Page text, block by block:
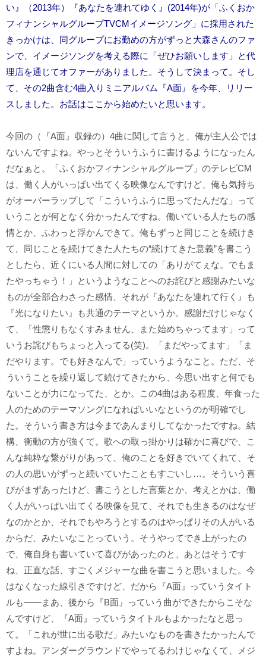
い』（2013年）『あなたを連れてゆく』(2014年)が「ふくおか
フィナンシャルグループTVCMイメージソング」に採用された
きっかけは、同グループにお勤めの方がずっと大森さんのファ
ンで、イメージソングを考える際に「ぜひお願いします」と代
理店を通じてオファーがありました。そうして決まって。そし
て、その2曲含む4曲入りミニアルバム『A面』を今年、リリー
スしました。お話はここから始めたいと思います。
今回の（『A面』収録の）4曲に関して言うと、俺が主人公では
ないんですよね。やっとそういうふうに書けるようになったん
だなぁと。「ふくおかフィナンシャルグループ」のテレビCM
は、働く人がいっぱい出てくる映像なんですけど、俺も気持ち
がオーバーラップして「こういうふうに思ってたんだな」って
いうことが何となく分かったんですね。働いている人たちの感
情とか、ふわっと浮かんできて。俺もずっと同じことを続けき
て、同じことを続けてきた人たちの“続けてきた意義”を書こう
としたら、近くにいる人間に対しての「ありがてぇな。でもま
たやっちゃう！」というようなことへのお詫びと感謝みたいな
ものが全部合わさった感情、それが『あなたを連れて行く』も
『光になりたい』も共通のテーマというか。感謝だけじゃなく
て、「性懲りもなくすみません、また始めちゃってます」って
いうお詫びもちょっと入ってる(笑)。「まだやってます」「ま
だやります。でも好きなんで」っていうようなこと。ただ、そ
ういうことを繰り返して続けてきたから、今思い出すと何でも
ないことが力になってた、とか。この4曲はある程度、年食った
人のためのテーマソングになればいいなというのが明確でし
た。そういう書き方は今まであんまりしてなかったですね。結
構、衝動の方が強くて。歌への取っ掛かりは確かに喜びで、こ
んな純粋な繋がりがあって、俺のことを好きでいてくれて、そ
の人の思いがずっと続いていたこともすごいし…。そういう喜
びがまずあったけど、書こうとした言葉とか、考えとかは、働
く人がいっぱい出てくる映像を見て、それでも生きるのはなぜ
なのかとか、それでもやろうとするのはやっぱりその人がいる
からだ、みたいなことっていう。そうやってでき上がったの
で、俺自身も書いていて喜びがあったのと、あとはそうです
ね、正直な話、すごくメジャーな曲を書こうと思いました。今
はなくなった線引きですけど、だから『A面』っていうタイト
ルも――まあ、後から『B面』っていう曲ができたからこそな
んですけど、『A面』っていうタイトルもよかったなと思っ
て。「これが世に出る歌だ」みたいなものを書きたかったんで
すよね。アンダーグラウンドでやってるわけじゃなくて、メジ